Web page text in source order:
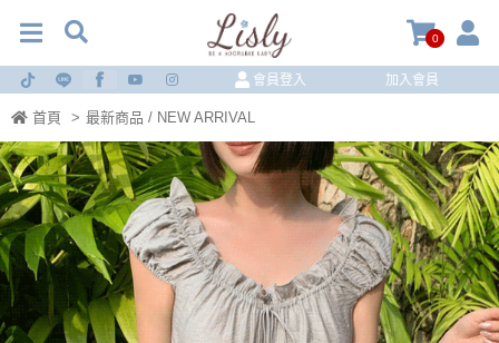
0
會員登入 加入會員
首頁 > 最新商品 / NEW ARRIVAL